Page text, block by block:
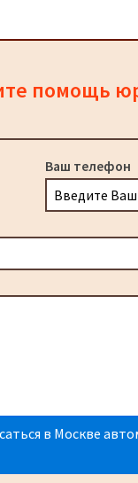
помощь
Ваш телефон
в Москве